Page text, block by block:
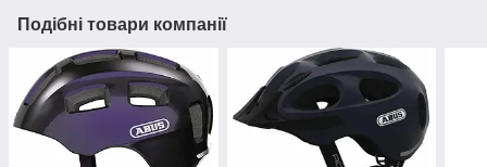
Подібні товари компанії